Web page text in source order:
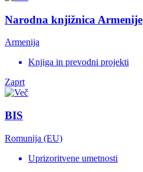
Narodna knjižnica Armenije
Armenija
Knjiga in prevodni projekti
Zaprt
BIS
Romunija (EU)
Uprizoritvene umetnosti